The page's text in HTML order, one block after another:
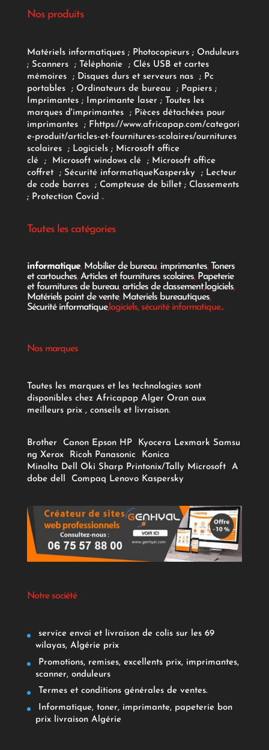
Nos produits
Matériels informatiques; Photocopieurs; Onduleurs
; Scanners ; Téléphonie ; Clés USB et cartes
mémoires
; Disques durs et serveurs nas ; Pc
portables
; Ordinateurs de bureau ; Papiers;
Imprimantes;Imprimante laser; Toutes les
marques d'imprimantes
; Pièces détachées pour
imprimantes
; Fhttps://www.africapap.com/categori
e-produit/articles-et-fournitures-scolaires/ournitures
scolaires; Logiciels ; Microsoft office
clé
; Microsoft windows clé; Microsoft office
coffret ; Sécurité informatiqueKaspersky ; Lecteur
de code barres
; Compteuse de billet; Classements
; Protection Covid .
Toutes les catégories
informatique, Mobilier de bureau, imprimantes, Toners
et cartouches,Articles et fournitures scolaires, Papeterie
et fournitures de bureau,articles de classement,logiciels,
Matériels point de vente, Materiels bureautiques,
Sécurité informatique,logiciels, sécurité informatique...
Nos marques
Toutes les marques et les technologies sont
disponibles chez Africapap Alger Oran aux
meilleurs prix , conseils et livraison.
Brother Canon Epson HP Kyocera Lexmark Samsu
ng Xerox Ricoh Panasonic
Konica
Minolta Dell Oki Sharp Printonix/Tally Microsoft
A
dobe dell Compaq Lenovo Kaspersky
Notre société
service envoi et livraison de colis sur les 69
wilayas, Algérie prix
Promotions, remises, excellents prix, imprimantes,
scanner, onduleurs
Termes et conditions générales de ventes.
Informatique, toner, imprimante, papeterie bon
prix livraison Algérie